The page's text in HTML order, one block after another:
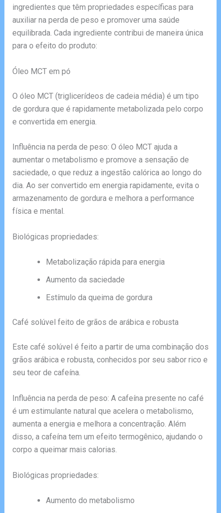
ingredientes que têm propriedades específicas para
auxiliar na perda de peso e promover uma saúde
equilibrada. Cada ingrediente contribui de maneira única
para o efeito do produto:
Óleo MCT em pó
O óleo MCT (triglicerídeos de cadeia média) é um tipo
de gordura que é rapidamente metabolizada pelo corpo
e convertida em energia.
Influência na perda de peso: O óleo MCT ajuda a
aumentar o metabolismo e promove a sensação de
saciedade, o que reduz a ingestão calórica ao longo do
dia. Ao ser convertido em energia rapidamente, evita o
armazenamento de gordura e melhora a performance
física e mental.
Biológicas propriedades:
Metabolização rápida para energia
Aumento da saciedade
Estímulo da queima de gordura
Café solúvel feito de grãos de arábica e robusta
Este café solúvel é feito a partir de uma combinação dos
grãos arábica e robusta, conhecidos por seu sabor rico e
seu teor de cafeína.
Influência na perda de peso: A cafeína presente no café
é um estimulante natural que acelera o metabolismo,
aumenta a energia e melhora a concentração. Além
disso, a cafeína tem um efeito termogênico, ajudando o
corpo a queimar mais calorias.
Biológicas propriedades:
Aumento do metabolismo